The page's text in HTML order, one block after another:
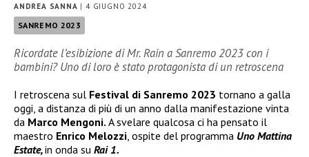
ANDREA SANNA |4 GIUGNO 2024
SANREMO 2023
Ricordate l’esibizione di Mr. Rain a Sanremo 2023 con i
bambini? Uno di loro è stato protagonista di un retroscena
I retroscena sul Festival di Sanremo 2023 tornano a galla
oggi, a distanza di più di un anno dalla manifestazione vinta
da Marco Mengoni. A svelare qualcosa ci ha pensato il
maestro Enrico Melozzi , ospite del programma Uno Mattina
Estate,in onda su Rai 1.